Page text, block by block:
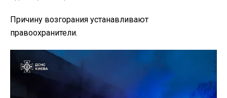
Причину возгорания устанавливают
правоохранители.